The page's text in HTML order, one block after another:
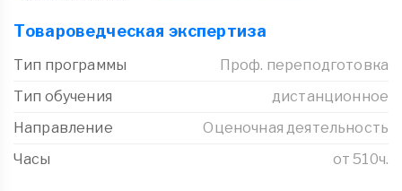
Товароведческая экспертиза
Тип программы
Проф. переподготовка
Тип обучения
дистанционное
Направление
Оценочная деятельность
Часы
от 510ч.